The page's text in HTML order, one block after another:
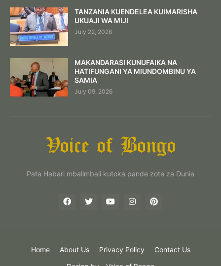
TANZANIA KUENDELEA KUIMARISHA
UKUAJI WA MIJI
July 22, 2026
MAKANDARASI KUNUFAIKA NA
HATIFUNGANI YA MIUNDOMBINU YA
SAMIA
July 09, 2026
Pata Habari mbalimbali kutoka pande zote za Dunia
Home About Us Privacy Policy Contact Us